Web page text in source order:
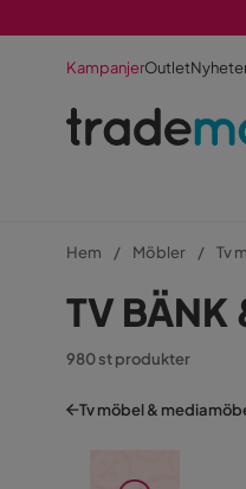
KampanjerOutlet
Hem Möbler Tv
TV BÄNK
980 st produkter
Tv möbel &